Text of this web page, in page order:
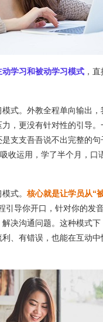
动学习和被动学习模式 ，
式。外教全程单向输出
，更没有针对性的引导
支支吾吾说不出完整的句
收运用，学了半个月，
式。 核心就是让学员从“
引导你开口，针对你的发
决沟通问题。这种模式
、有错误，也能在互动